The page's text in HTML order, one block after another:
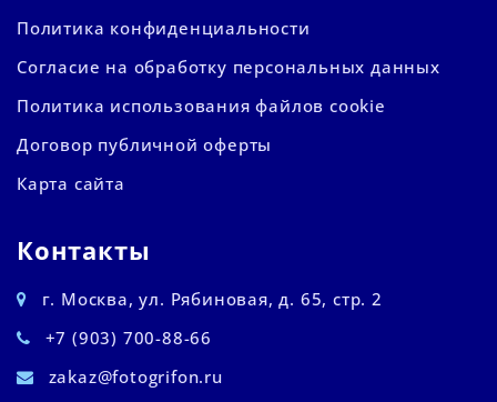
Политика конфиденциальности
Согласие на обработку персональных данных
Политика использования файлов cookie
Договор публичной оферты
Карта сайта
Контакты
г. Москва, ул. Рябиновая, д. 65, стр. 2
+7 (903) 700-88-66
zakaz@fotogrifon.ru